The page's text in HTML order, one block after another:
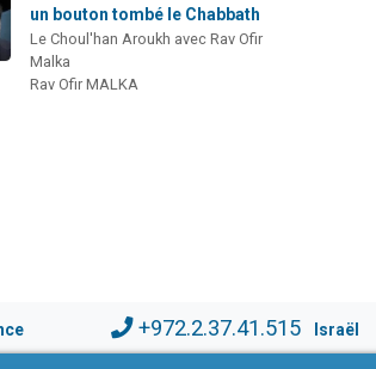
un bouton tombé le Chabbath
Le Choul'han Aroukh avec Rav Ofir
Malka
Rav Ofir MALKA
+972.2.37.41.515 Israël